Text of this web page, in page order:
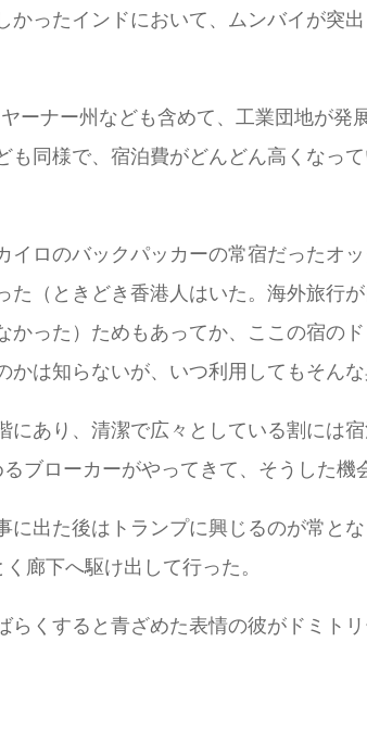
かったインドにおいて、ムンバイが突
ーナー州なども含めて、工業団地が
も同様で、宿泊費がどんどん高くなっ
ロのバックパッカーの常宿だったオ
（ときどき香港人はいた。海外旅行
った）ためもあってか、ここの宿の
は知らないが、いつ利用してもそんな
あり、清潔で広々としている割には
ブローカーがやってきて、そうした機
に出た後はトランプに興じるのが常と
廊下へ駆け出して行った。
くすると青ざめた表情の彼がドミトリ